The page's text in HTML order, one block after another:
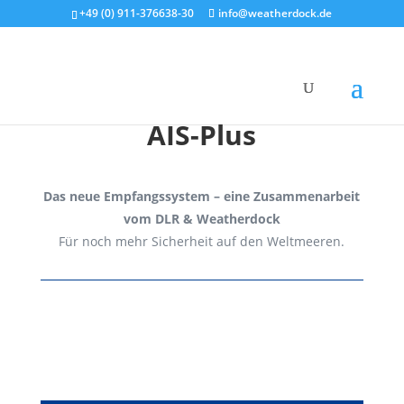
+49 (0) 911-376638-30 info@weatherdock.de
English|
AIS-Plus
Das neue Empfangssystem – eine Zusammenarbeit
vom DLR & Weatherdock
Für noch mehr Sicherheit auf den Weltmeeren.